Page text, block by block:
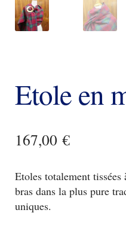
Etole en
167,00€
Etoles totalement
bras dans la plus pure
uniques.